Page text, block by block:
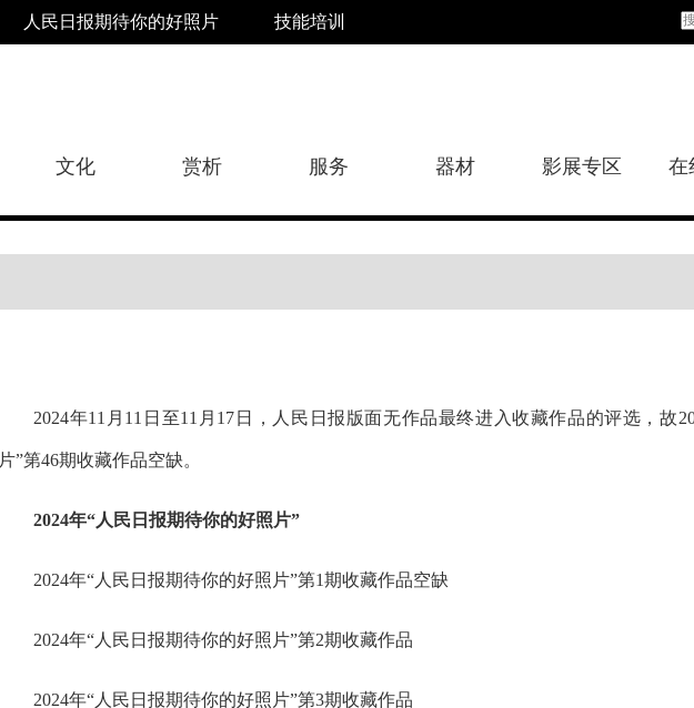
人民日报期待你的好照片 技能培训
文化 赏析 服务 器材 影展专区 在
2024年11月11日至11月17日，人民日报版面无作品最终进入收藏作品的评选，故
片”第46期收藏作品空缺。
2024年“人民日报期待你的好照片”
2024年“人民日报期待你的好照片”第1期收藏作品空缺
2024年“人民日报期待你的好照片”第2期收藏作品
2024年“人民日报期待你的好照片”第3期收藏作品